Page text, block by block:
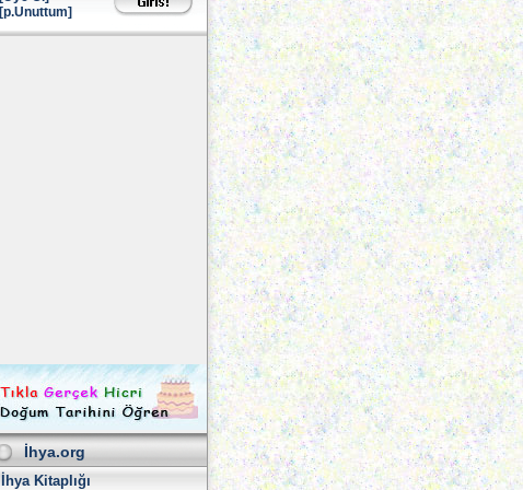
[p.Unuttum]
İhya.org
İhya Kitaplığı